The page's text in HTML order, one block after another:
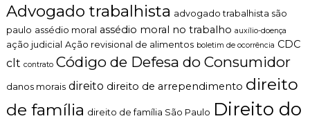
Advogado trabalhista advogado trabalhista são
paulo assédio moral assédio moral no trabalho auxílio-doença
ação judicial Ação revisional de alimentos boletim de ocorrência CDC
clt contrato Código de Defesa do Consumidor
danos morais direito direito de arrependimento direito
de família direito de família São Paulo Direito do